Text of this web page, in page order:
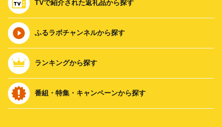
TVで紹介された返礼品から探す
ふるラボチャンネルから探す
ランキングから探す
番組・特集・キャンペーンから探す